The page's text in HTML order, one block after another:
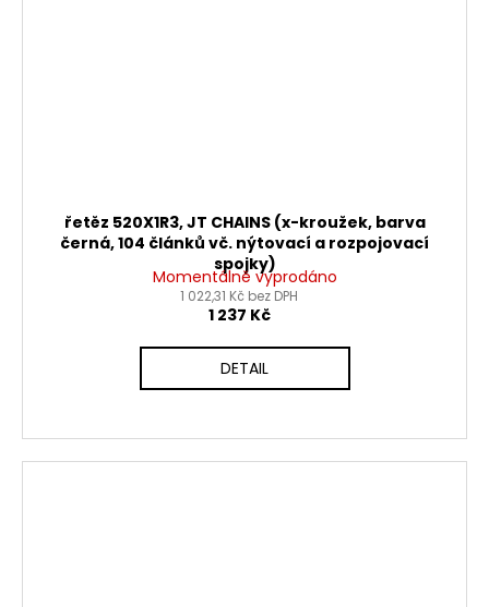
řetěz 520X1R3, JT CHAINS (x-kroužek, barva
černá, 104 článků vč. nýtovací a rozpojovací
spojky)
Momentálně vyprodáno
1 022,31 Kč bez DPH
1 237 Kč
DETAIL